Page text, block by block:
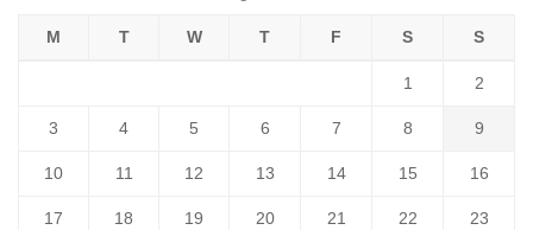
M T W T F S S
1 2
3 4 5 6 7 8 9
10 11 12 13 14 15 16
17 18 19 20 21 22 23